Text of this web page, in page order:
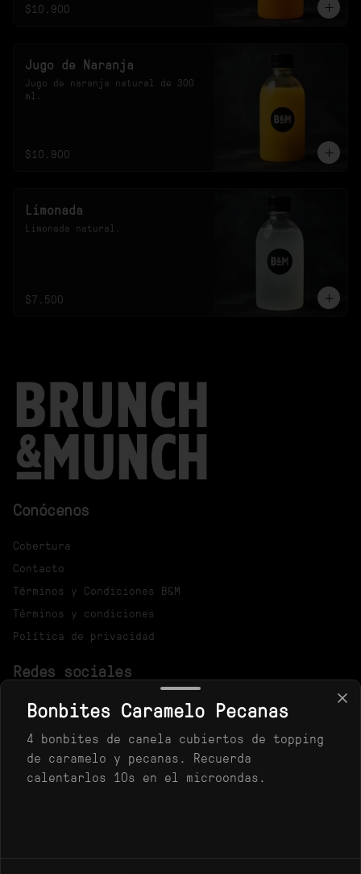
$10.900
Jugo de Naranja
Jugo de naranja natural de 300
ml.
$10.900
Limonada
Limonada natural.
$7.500
Conócenos
Cobertura
Contacto
Términos y Condiciones B&M
Términos y condiciones
Política de privacidad
Redes sociales
Instagram
Mi cuenta
Pedir
Bonbites Caramelo Pecanas
4 bonbites de canela cubiertos de topping
de caramelo y pecanas. Recuerda
calentarlos 10s en el microondas.